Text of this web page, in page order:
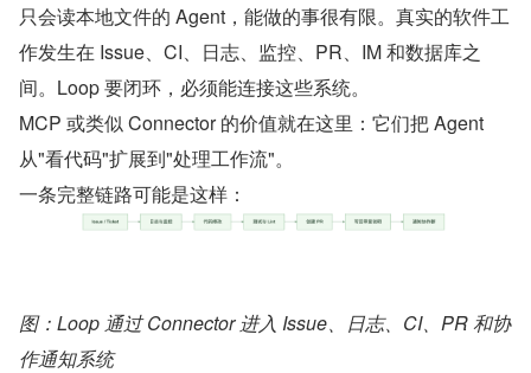
只会读本地文件的 Agent，能做的事很有限。真实的软件工
作发生在 Issue、CI、日志、监控、PR、IM 和数据库之
间。Loop 要闭环，必须能连接这些系统。
MCP 或类似 Connector 的价值就在这里：它们把 Agent
从"看代码"扩展到"处理工作流"。
一条完整链路可能是这样：
图：Loop 通过 Connector 进入 Issue、日志、CI、PR 和协
作通知系统